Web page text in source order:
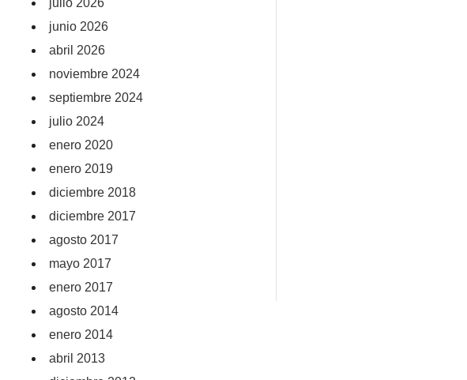
julio 2026
junio 2026
abril 2026
noviembre 2024
septiembre 2024
julio 2024
enero 2020
enero 2019
diciembre 2018
diciembre 2017
agosto 2017
mayo 2017
enero 2017
agosto 2014
enero 2014
abril 2013